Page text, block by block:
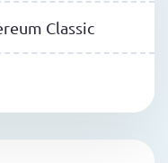
Classic